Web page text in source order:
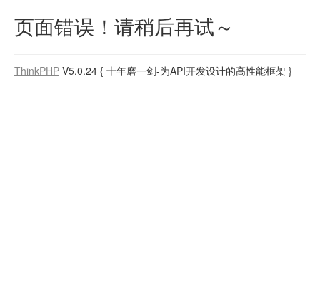
页面错误！请稍后再试～
ThinkPHP V5.0.24 { 十年磨一剑-为API开发设计的高性能框架 }